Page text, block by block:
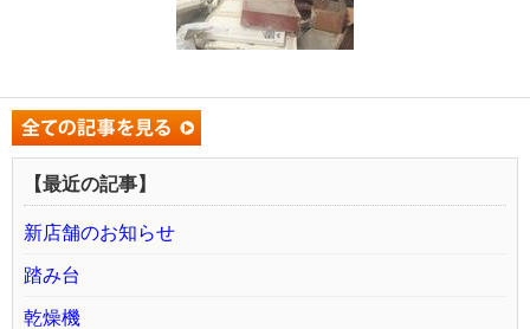
【最近の記事】
新店舗のお知らせ
踏み台
乾燥機